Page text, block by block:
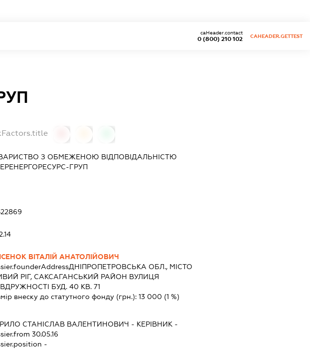
0 (800) 210 102
caHeader.contact
CAHEADER.GETTEST
З ОБМЕЖЕНОЮ ВІДПОВІДАЛЬНІСТЮ
ГРУП
ВІТАЛІЙ АНАТОЛІЙОВИЧ
ДНІПРОПЕТРОВСЬКА ОБЛ., МІСТО
РІГ, САКСАГАНСЬКИЙ РАЙОН ВУЛИЦЯ
БУД. 40 КВ. 71
внеску до статутного фонду (грн.): 13 000 (1 %)
СТАНІСЛАВ ВАЛЕНТИНОВИЧ - КЕРІВНИК -
30.05.16
-